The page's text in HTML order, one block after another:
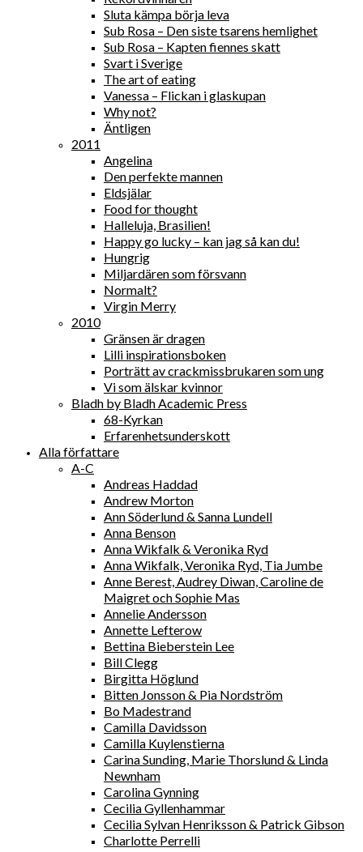
Sluta kämpa börja leva
Sub Rosa – Den siste tsarens hemlighet
Sub Rosa – Kapten fiennes skatt
Svart i Sverige
The art of eating
Vanessa – Flickan i glaskupan
Why not?
Äntligen
2011
Angelina
Den perfekte mannen
Eldsjälar
Food for thought
Halleluja, Brasilien!
Happy go lucky – kan jag så kan du!
Hungrig
Miljardären som försvann
Normalt?
Virgin Merry
2010
Gränsen är dragen
Lilli inspirationsboken
Porträtt av crackmissbrukaren som ung
Vi som älskar kvinnor
Bladh by Bladh Academic Press
68-Kyrkan
Erfarenhetsunderskott
Alla författare
A-C
Andreas Haddad
Andrew Morton
Ann Söderlund & Sanna Lundell
Anna Benson
Anna Wikfalk & Veronika Ryd
Anna Wikfalk, Veronika Ryd, Tia Jumbe
Anne Berest, Audrey Diwan, Caroline de
Maigret och Sophie Mas
Annelie Andersson
Annette Lefterow
Bettina Bieberstein Lee
Bill Clegg
Birgitta Höglund
Bitten Jonsson & Pia Nordström
Bo Madestrand
Camilla Davidsson
Camilla Kuylenstierna
Carina Sunding, Marie Thorslund & Linda
Newnham
Carolina Gynning
Cecilia Gyllenhammar
Cecilia Sylvan Henriksson & Patrick Gibson
Charlotte Perrelli